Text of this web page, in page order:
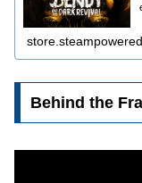
Behind the